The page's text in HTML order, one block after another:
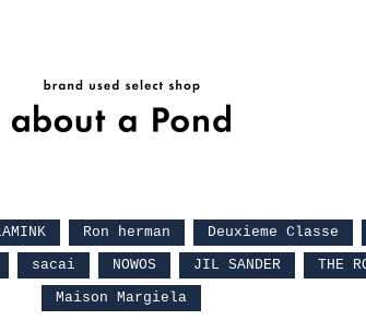
Ron herman Deuxieme Classe
sacai NOWOS JIL SANDER
THE
Maison Margiela